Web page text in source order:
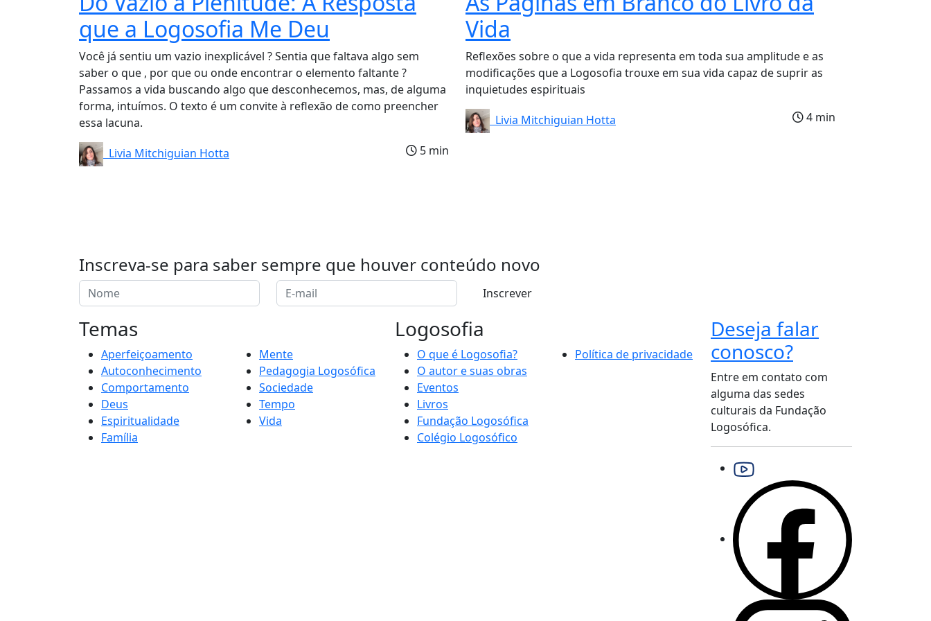
que a Logosofia Me Deu
Você já sentiu um vazio inexplicável ? Sentia que faltava algo sem
saber o que , por que ou onde encontrar o elemento faltante ?
Passamos a vida buscando algo que desconhecemos, mas, de alguma
forma, intuímos. O texto é um convite à reflexão de como preencher
essa lacuna.
Livia Mitchiguian Hotta
5 min
Vida
Reflexões sobre o que a vida representa em toda sua amplitude e as
modificações que a Logosofia trouxe em sua vida capaz de suprir as
inquietudes espirituais
Livia Mitchiguian Hotta
4 min
Inscreva-se para saber sempre que houver conteúdo novo
Inscrever
Temas
Aperfeiçoamento
Autoconhecimento
Comportamento
Deus
Espiritualidade
Família
Mente
Pedagogia Logosófica
Sociedade
Tempo
Vida
Logosofia
O que é Logosofia?
O autor e suas obras
Eventos
Livros
Fundação Logosófica
Colégio Logosófico
Política de privacidade
Deseja falar
conosco?
Entre em contato com
alguma das sedes
culturais da Fundação
Logosófica.